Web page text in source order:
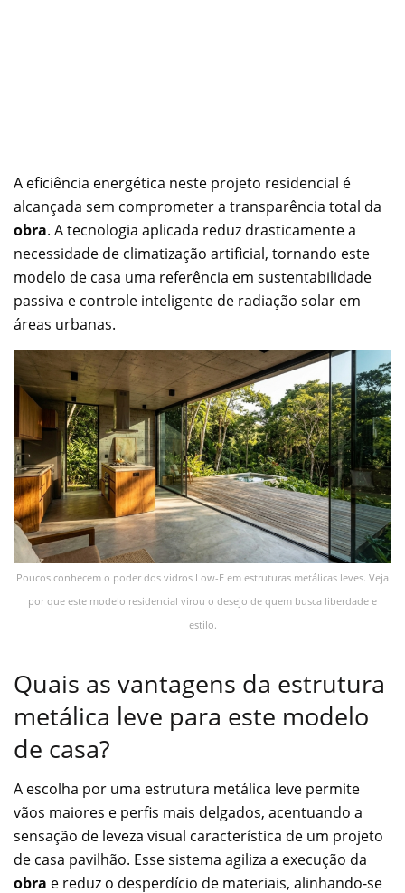
A eficiência energética neste projeto residencial é
alcançada sem comprometer a transparência total da
obra. A tecnologia aplicada reduz drasticamente a
necessidade de climatização artificial, tornando este
modelo de casa uma referência em sustentabilidade
passiva e controle inteligente de radiação solar em
áreas urbanas.
Poucos conhecem o poder dos vidros Low-E em estruturas metálicas leves. Veja
por que este modelo residencial virou o desejo de quem busca liberdade e
estilo.
Quais as vantagens da estrutura
metálica leve para este modelo
de casa?
A escolha por uma estrutura metálica leve permite
vãos maiores e perfis mais delgados, acentuando a
sensação de leveza visual característica de um projeto
de casa pavilhão. Esse sistema agiliza a execução da
obra e reduz o desperdício de materiais, alinhando-se